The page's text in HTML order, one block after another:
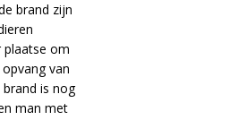
brand zijn
plaatse om
van
is nog
man met